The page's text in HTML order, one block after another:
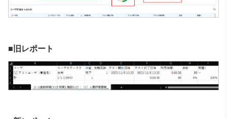
■旧レポート